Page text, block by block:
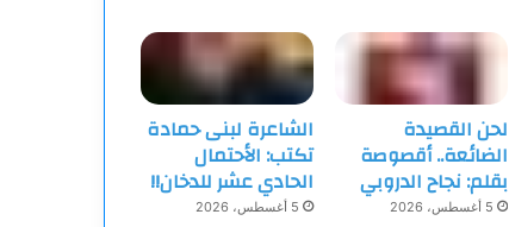
لحن القصيدة
الضائعة.. أقصوصة
بقلم: نجاح الدروبي
5 أغسطس، 2026
الشاعرة لبنى حمادة
تكتب: الأحتمال
الحادي عشر للدخان!!
5 أغسطس، 2026